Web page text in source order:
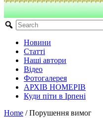
Новини
Статті
Наші автори
Відео
Фотогалерея
АРХІВ НОМЕРІВ
Куди піти в Ірпені
Home / Порушення вимог